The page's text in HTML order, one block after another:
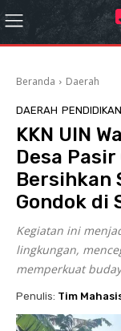
Beranda Daerah
DAERAH PENDIDIKAN
KKN UIN
Desa
Bersihkan
Gondok di
Kegiatan ini
lingkungan,
memperkuat
Penulis: Tim